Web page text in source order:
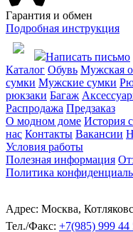
Гарантия и обмен
Подробная инструкция
Написать письмо
Каталог Обувь Мужская
сумки Мужские сумки
рюкзаки Багаж
Распродажа Предзаказ
О модном доме История
нас Контакты Вакансии
Условия работы
Полезная информация
Политика
Адрес: Москва,
Тел./Факс: +7(985) 999 44